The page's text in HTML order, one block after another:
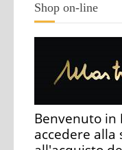
Shop on-line
Benvenuto in
accedere alla